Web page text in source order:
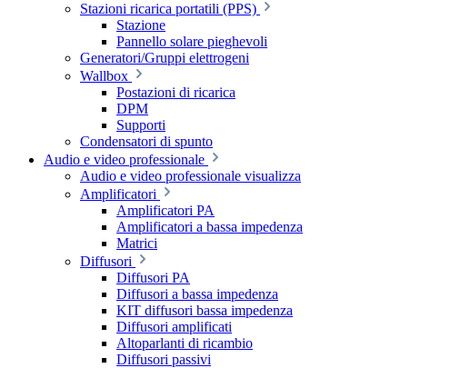
Stazioni ricarica portatili (PPS)
Stazione
Pannello solare pieghevoli
Generatori/Gruppi elettrogeni
Wallbox
Postazioni di ricarica
DPM
Supporti
Condensatori di spunto
Audio e video professionale
Audio e video professionale visualizza
Amplificatori
Amplificatori PA
Amplificatori a bassa impedenza
Matrici
Diffusori
Diffusori PA
Diffusori a bassa impedenza
KIT diffusori bassa impedenza
Diffusori amplificati
Altoparlanti di ricambio
Diffusori passivi